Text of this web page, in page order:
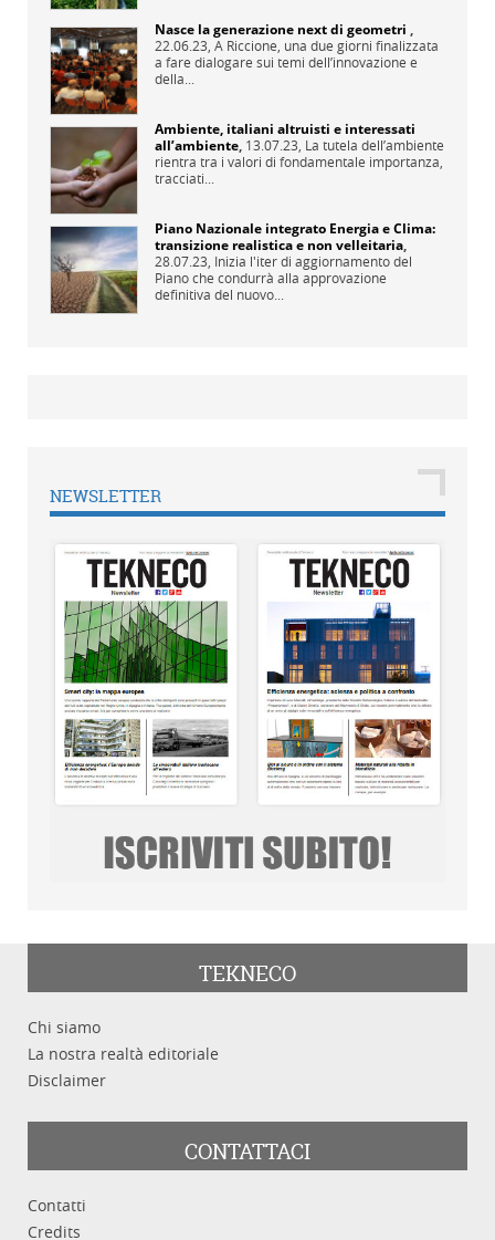
Nasce la generazione next di geometri ,
22.06.23, A Riccione, una due giorni finalizzata
a fare dialogare sui temi dell’innovazione e
della...
Ambiente, italiani altruisti e interessati
all’ambiente, 13.07.23, La tutela dell’ambiente
rientra tra i valori di fondamentale importanza,
tracciati...
Piano Nazionale integrato Energia e Clima:
transizione realistica e non velleitaria,
28.07.23, Inizia l'iter di aggiornamento del
Piano che condurrà alla approvazione
definitiva del nuovo...
NEWSLETTER
TEKNECO
Chi siamo
La nostra realtà editoriale
Disclaimer
CONTATTACI
Contatti
Credits